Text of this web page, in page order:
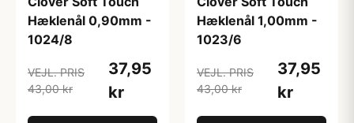
Hæklenål 0,90mm -
1024/8
VEJL. PRIS
43,00 kr
37,95
kr
Hæklenål 1,00mm -
1023/6
VEJL. PRIS
43,00 kr
37,95
kr